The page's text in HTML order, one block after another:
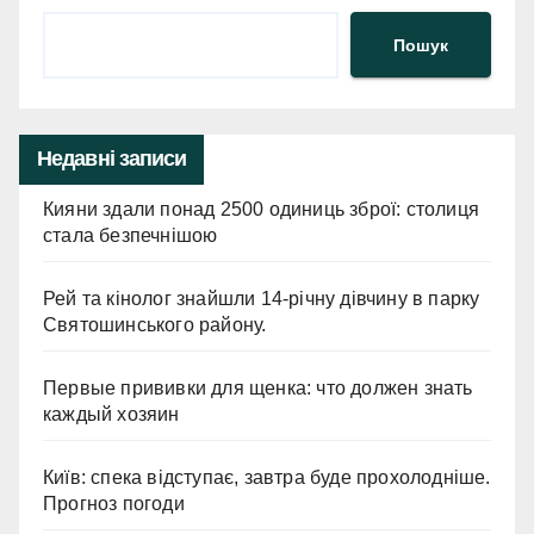
Пошук
Недавні записи
Кияни здали понад 2500 одиниць зброї: столиця
стала безпечнішою
Рей та кінолог знайшли 14-річну дівчину в парку
Святошинського району.
Первые прививки для щенка: что должен знать
каждый хозяин
Київ: спека відступає, завтра буде прохолодніше.
Прогноз погоди